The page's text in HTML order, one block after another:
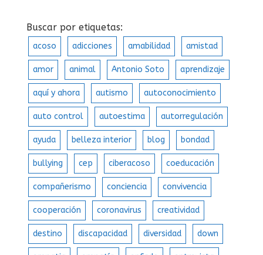
Buscar por etiquetas:
acoso adicciones amabilidad amistad
amor animal Antonio Soto aprendizaje
aquí y ahora autismo autoconocimiento
auto control autoestima autorregulación
ayuda belleza interior blog bondad
bullying cep ciberacoso coeducación
compañerismo conciencia convivencia
cooperación coronavirus creatividad
destino discapacidad diversidad down